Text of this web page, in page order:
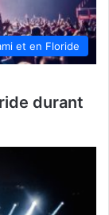
et en Floride
durant